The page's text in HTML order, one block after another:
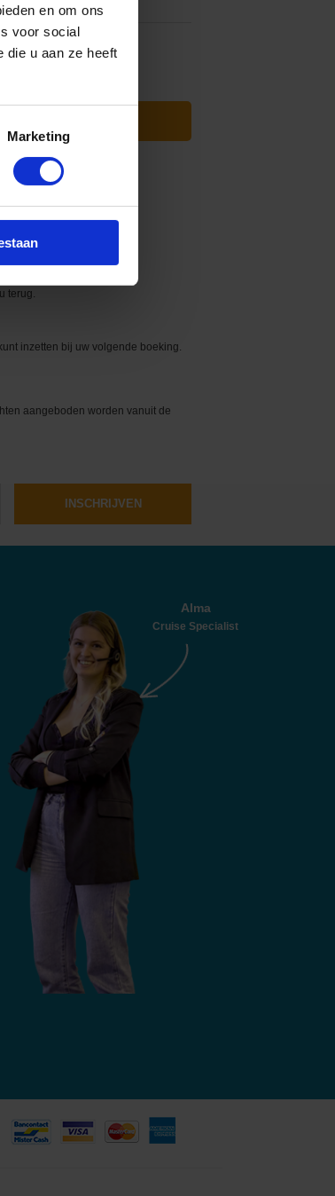
en om ons
voor social
die u aan ze heeft
Marketing
terug.
inzetten bij uw volgende boeking.
aangeboden worden vanuit de
INSCHRIJVEN
Alma
Cruise Specialist